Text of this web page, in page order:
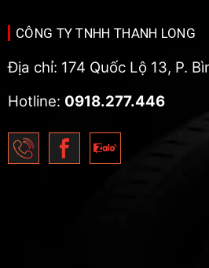
CÔNG TY TNHH THANH LONG
Địa chỉ: 174 Quốc Lộ 13, P.
Hotline: 0918.277.446